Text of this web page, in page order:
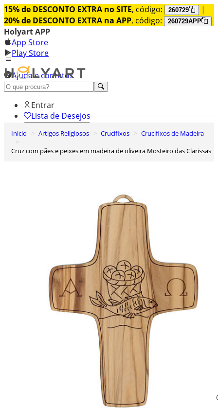
15% de DESCONTO EXTRA no SITE, código: 260729
|
20% de DESCONTO EXTRA na APP, código: 260729APP
Holyart APP
App Store
Play Store
Ajuda e contatos
Conheça premium
Entrar
Lista de Desejos
0
Inicio Artigos Religiosos Crucifixos
Crucifixos de Madeira
Cruz com pães e peixes em madeira de oliveira Mosteiro das Clarissas